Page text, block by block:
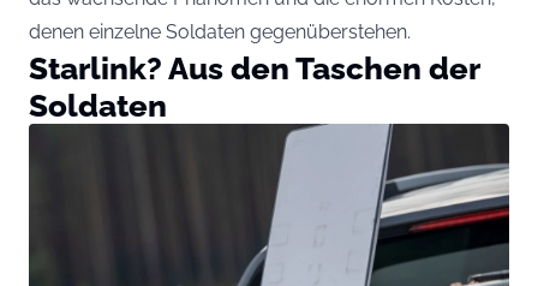
denen einzelne Soldaten gegenüberstehen.
Starlink? Aus den Taschen der
Soldaten